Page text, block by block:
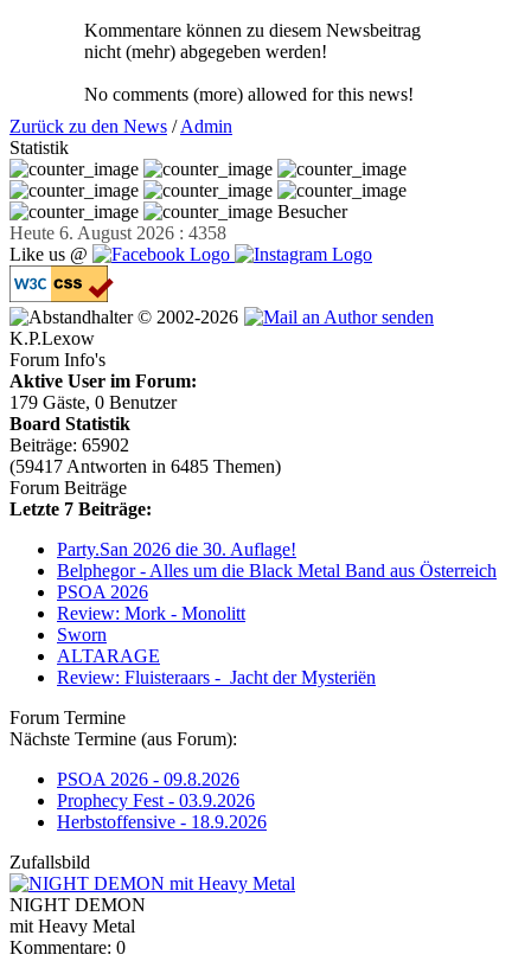
Kommentare können zu diesem Newsbeitrag
nicht (mehr) abgegeben werden!
No comments (more) allowed for this news!
Zurück zu den News /Admin
Statistik
Besucher
Heute 6. August 2026 : 4358
Like us @
© 2002-2026
K.P.Lexow
Forum Info's
Aktive User im Forum:
179 Gäste, 0 Benutzer
Board Statistik
Beiträge: 65902
(59417 Antworten in 6485 Themen)
Forum Beiträge
Letzte 7 Beiträge:
Party.San 2026 die 30. Auflage!
Belphegor - Alles um die Black Metal Band aus Österreich
PSOA 2026
Review: Mork - Monolitt
Sworn
ALTARAGE
Review: Fluisteraars - Jacht der Mysteriën
Forum Termine
Nächste Termine (aus Forum):
PSOA 2026 - 09.8.2026
Prophecy Fest - 03.9.2026
Herbstoffensive - 18.9.2026
Zufallsbild
NIGHT DEMON
mit Heavy Metal
Kommentare: 0